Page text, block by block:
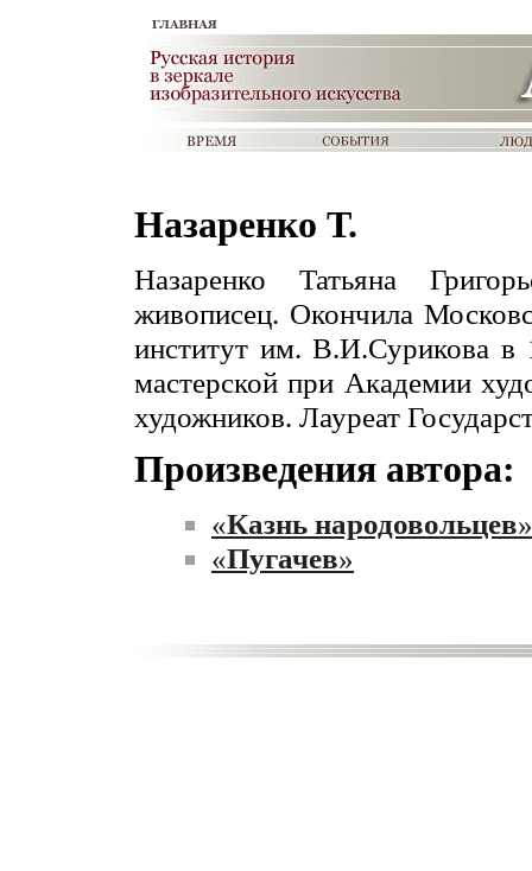
Назаренко Т.
Назаренко Татьяна
живописец. Окончила
институт им. В.И.Сурикова в
мастерской при Академии
художников. Лауреат
Произведения автора:
«Казнь народовольцев»
«Пугачев»